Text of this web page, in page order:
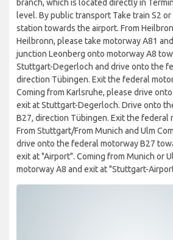
branch, which is located directly in
level. By public transport Take train S2
station towards the airport. From
Heilbronn, please take motorway A81
junction Leonberg onto motorway A8
Stuttgart-Degerloch and drive onto the
direction Tübingen. Exit the federal
Coming from Karlsruhe, please drive
exit at Stuttgart-Degerloch. Drive onto
B27, direction Tübingen. Exit the federal
From Stuttgart/From Munich and Ulm
drive onto the federal motorway B27
exit at "Airport". Coming from Munich or
motorway A8 and exit at "Stuttgart-